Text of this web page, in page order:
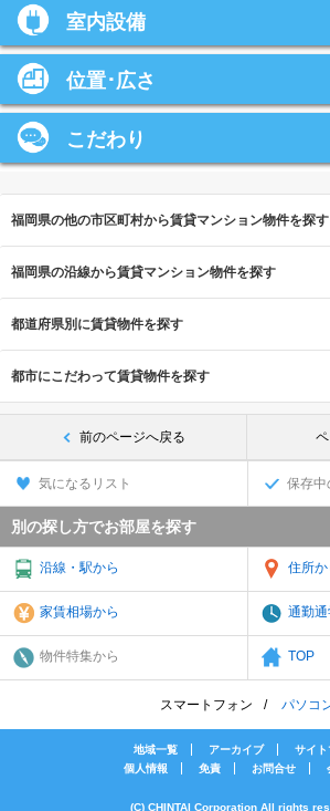
室内設備
位置･広さ
こだわり
福岡県の他の市区町村から賃貸マンション物件を探す
福岡県の沿線から賃貸マンション物件を探す
都道府県別に賃貸物件を探す
都市にこだわって賃貸物件を探す
前のページへ戻る
気になるリスト 保存中
別の探し方でお部屋を探す
沿線・駅から 住所か
家賃相場から 通勤通
物件特集から TOP
スマートフォン パソコ
地域一覧 アーカイブ
サイト
個人情報
免責 お問合せ
(C) CHINTAI Corporation All rights